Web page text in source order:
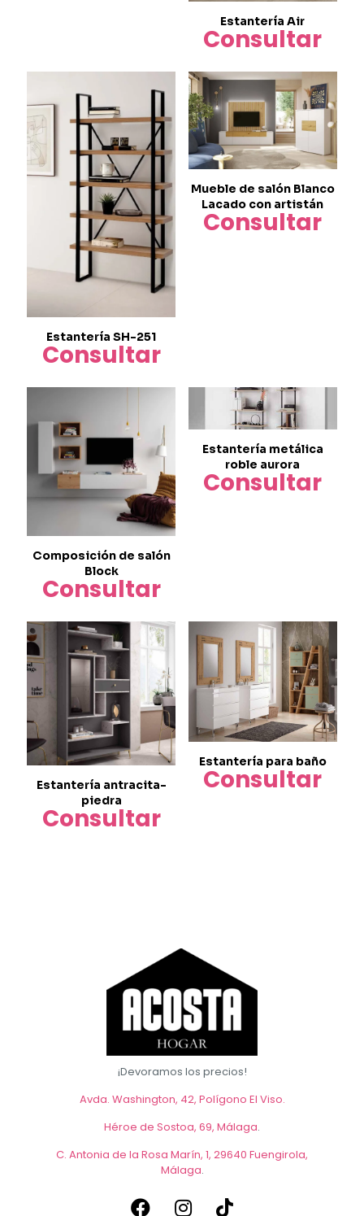
Estantería Air
Consultar
Estantería SH-251
Consultar
Mueble de salón Blanco
Lacado con artistán
Consultar
Composición de salón
Block
Consultar
Estantería metálica
roble aurora
Consultar
Estantería antracita-
piedra
Consultar
Estantería para baño
Consultar
¡Devoramos los precios!
Avda. Washington, 42, Polígono El Viso.
Héroe de Sostoa, 69, Málaga.
C. Antonia de la Rosa Marín, 1, 29640 Fuengirola,
Málaga.